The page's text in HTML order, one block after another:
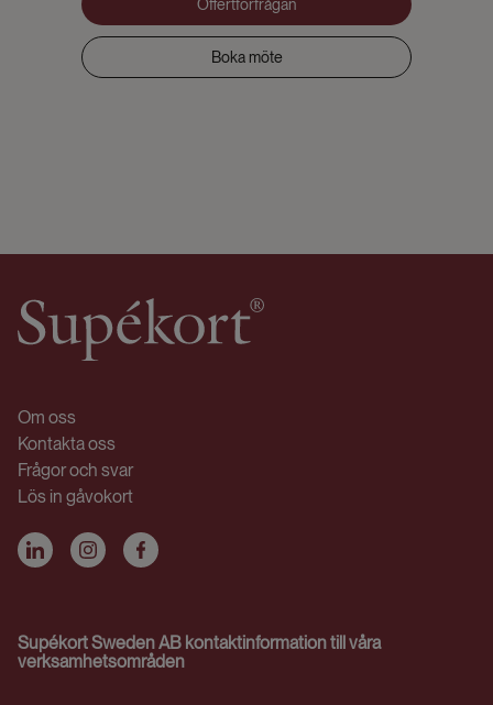
Offertförfrågan
Boka möte
Om oss
Kontakta oss
Frågor och svar
Lös in gåvokort
Supékort Sweden AB kontaktinformation till våra
verksamhetsområden